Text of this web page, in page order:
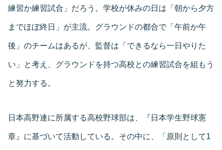
練習か練習試合」だろう。学校が休みの日は「朝から夕方
までほぼ終日」が主流。グラウンドの都合で「午前か午
後」のチームはあるが、監督は「できるなら一日やりた
い」と考え、グラウンドを持つ高校との練習試合を組もう
と努力する。
日本高野連に所属する高校野球部は、『日本学生野球憲
章』に基づいて活動している。その中に、「原則として1